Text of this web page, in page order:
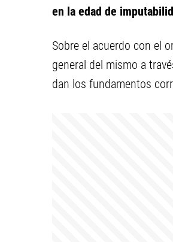
en la edad de
Sobre el acuerdo con el
general del mismo a
dan los fundamentos